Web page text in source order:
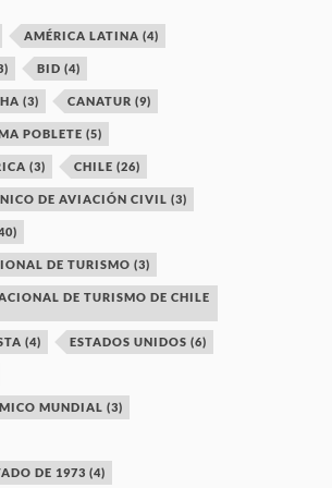
AMÉRICA LATINA (4)
BID (4)
(3) CANATUR (9)
POBLETE (5)
(3) CHILE (26)
DE AVIACIÓN CIVIL (3)
DE TURISMO (3)
DE TURISMO DE CHILE
(4) ESTADOS UNIDOS (6)
MUNDIAL (3)
DE 1973 (4)